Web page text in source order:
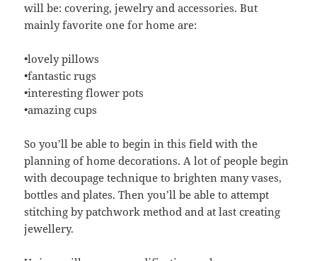
will be: covering, jewelry and accessories. But
mainly favorite one for home are:
•lovely pillows
•fantastic rugs
•interesting flower pots
•amazing cups
So you’ll be able to begin in this field with the
planning of home decorations. A lot of people begin
with decoupage technique to brighten many vases,
bottles and plates. Then you’ll be able to attempt
stitching by patchwork method and at last creating
jewellery.